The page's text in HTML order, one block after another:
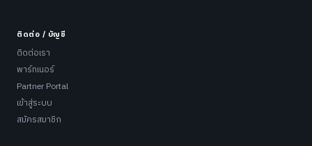
ติดต่อ / บัญชี
ติดต่อเรา
พาร์ทเนอร์
Partner Portal
เข้าสู่ระบบ
สมัครสมาชิก